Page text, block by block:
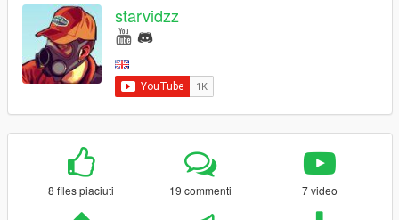
starvidzz
8 files piaciuti 19 commenti 7 video